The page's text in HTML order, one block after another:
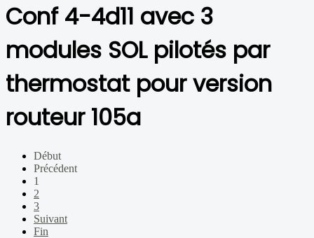
Conf 4-4d11 avec 3
modules SOL pilotés par
thermostat pour version
routeur 105a
Début
Précédent
1
2
3
Suivant
Fin